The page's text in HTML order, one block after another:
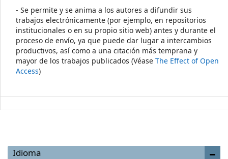
- Se permite y se anima a los autores a difundir sus
trabajos electrónicamente (por ejemplo, en repositorios
institucionales o en su propio sitio web) antes y durante el
proceso de envío, ya que puede dar lugar a intercambios
productivos, así como a una citación más temprana y
mayor de los trabajos publicados (Véase The Effect of Open
Access)
Idioma